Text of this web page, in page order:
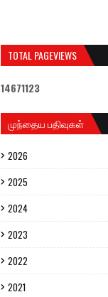
TOTAL PAGEVIEWS
14671123
முந்தைய பதிவுகள்
2026
2025
2024
2023
2022
2021